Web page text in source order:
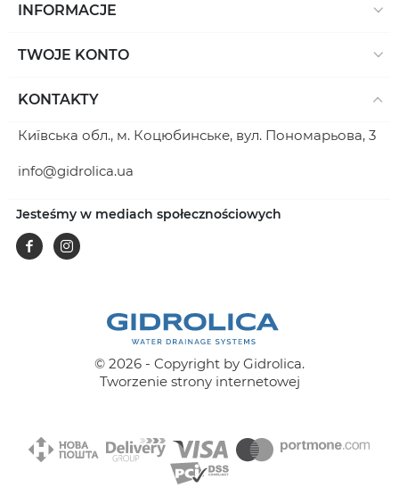
INFORMACJE
TWOJE KONTO
KONTAKTY
Київська обл., м. Коцюбинське, вул. Пономарьова, 3
info@gidrolica.ua
Jesteśmy w mediach społecznościowych
FacebookInstagram
© 2026 - Copyright by Gidrolica.
Tworzenie strony internetowej